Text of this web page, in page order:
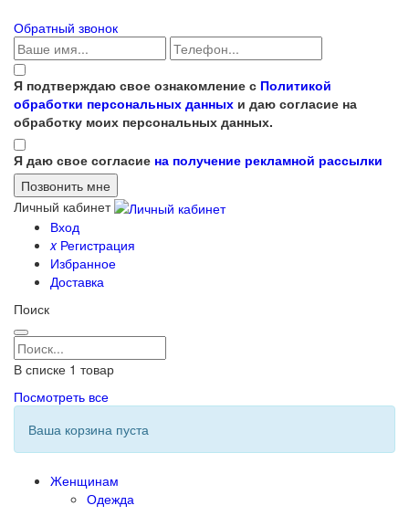
Обратный звонок
Я подтверждаю свое ознакомление с Политикой
обработки персональных данных и даю согласие на
обработку моих персональных данных.
Я даю свое согласие на получение рекламной рассылки
Личный кабинет
Вход
xРегистрация
Избранное
Доставка
Поиск
В списке 1 товар
Посмотреть все
Ваша корзина пуста
Женщинам
Одежда